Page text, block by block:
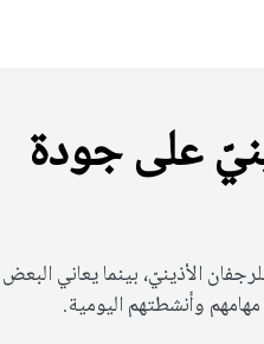
على جودة
الأذينيّ، بينما يعاني البعض
وأنشطتهم اليومية.